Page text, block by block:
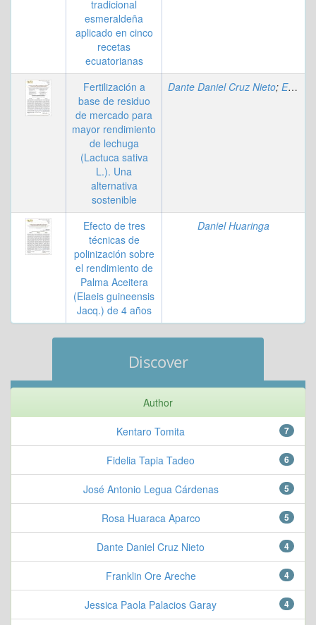
tradicional
esmeraldeña
aplicado en cinco
recetas
ecuatorianas
Fertilización a
base de residuo
de mercado para
mayor rendimiento
de lechuga
(Lactuca sativa
L.). Una
alternativa
sostenible
Dante Daniel Cruz Nieto; Edwin Guillermo Gálvez Torres
Efecto de tres
técnicas de
polinización sobre
el rendimiento de
Palma Aceitera
(Elaeis guineensis
Jacq.) de 4 años
Daniel Huaringa
Discover
Author
7
Kentaro Tomita
6
Fidelia Tapia Tadeo
5
José Antonio Legua Cárdenas
5
Rosa Huaraca Aparco
4
Dante Daniel Cruz Nieto
4
Franklin Ore Areche
4
Jessica Paola Palacios Garay